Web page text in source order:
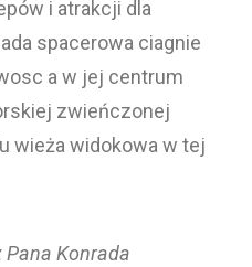
i atrakcji dla
spacerowa ciagnie
a w jej centrum
zwieńczonej
wieża widokowa w tej
Pana Konrada